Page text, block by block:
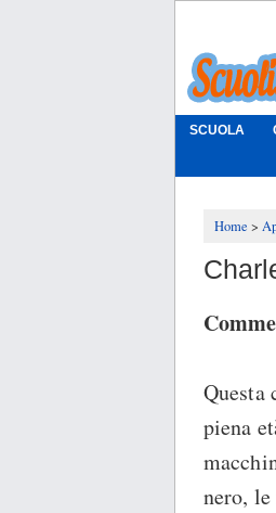
SCUOLA
Home
Questa
piena
nero,